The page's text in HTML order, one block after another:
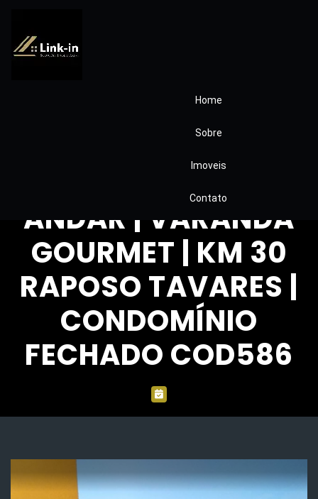
Home
Sobre
Imoveis
Contato
APARTAMENTO À
VENDA Reserva
Paiquerê | ÚLTIMO
ANDAR | VARANDA
GOURMET | KM 30
RAPOSO TAVARES |
CONDOMÍNIO
FECHADO COD586